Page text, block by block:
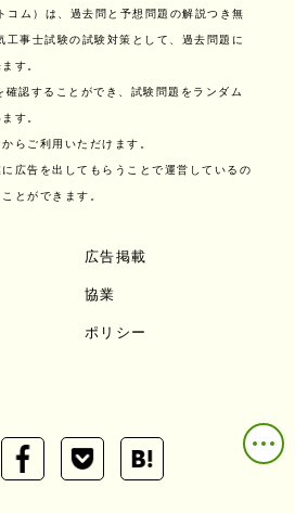
ム）は、過去問と予想問題の解説つき無
工事士試験の試験対策として、過去問題に
す。
認することができ、試験問題をランダム
す。
らご利用いただけます。
広告を出してもらうことで運営しているの
とができます。
広告掲載
協業
ポリシー